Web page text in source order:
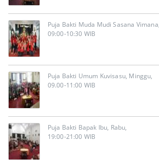
Puja Bakti Muda Mudi Sasana
09:00-10:30 WIB
Puja Bakti Umum Kuvisasu, Minggu,
09.00-11:00 WIB
Puja Bakti Bapak Ibu, Rabu,
19:00-21:00 WIB